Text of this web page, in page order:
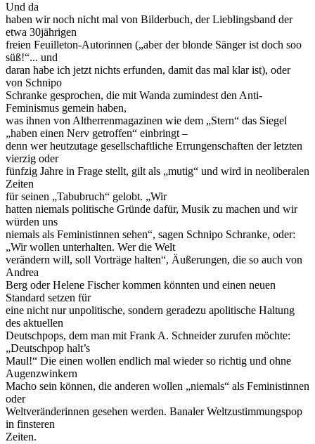
Und da
haben wir noch nicht mal von Bilderbuch, der Lieblingsband der
etwa 30jährigen
freien Feuilleton-Autorinnen („aber der blonde Sänger ist doch soo
süß!“... und
daran habe ich jetzt nichts erfunden, damit das mal klar ist), oder
von Schnipo
Schranke gesprochen, die mit Wanda zumindest den Anti-
Feminismus gemein haben,
was ihnen von Altherrenmagazinen wie dem „Stern“ das Siegel
„haben einen Nerv getroffen“ einbringt –
denn wer heutzutage gesellschaftliche Errungenschaften der letzten
vierzig oder
fünfzig Jahre in Frage stellt, gilt als „mutig“ und wird in neoliberalen
Zeiten
für seinen „Tabubruch“ gelobt. „Wir
hatten niemals politische Gründe dafür, Musik zu machen und wir
würden uns
niemals als Feministinnen sehen“, sagen Schnipo Schranke, oder:
„Wir wollen unterhalten. Wer die Welt
verändern will, soll Vorträge halten“, Äußerungen, die so auch von
Andrea
Berg oder Helene Fischer kommen könnten und einen neuen
Standard setzen für
eine nicht nur unpolitische, sondern geradezu apolitische Haltung
des aktuellen
Deutschpops, dem man mit Frank A. Schneider zurufen möchte:
„Deutschpop halt’s
Maul!“ Die einen wollen endlich mal wieder so richtig und ohne
Augenzwinkern
Macho sein können, die anderen wollen „niemals“ als Feministinnen
oder
Weltveränderinnen gesehen werden. Banaler Weltzustimmungspop
in finsteren
Zeiten.